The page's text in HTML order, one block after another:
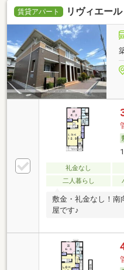
賃貸アパート リヴィエール
礼金なし
二人暮らし
敷金・礼金なし！南
屋です♪